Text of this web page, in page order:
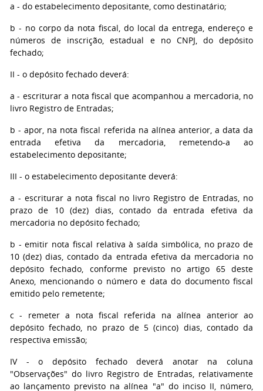
a - do estabelecimento depositante, como destinatário;
b - no corpo da nota fiscal, do local da entrega, endereço e
números de inscrição, estadual e no CNPJ, do depósito
fechado;
II - o depósito fechado deverá:
a - escriturar a nota fiscal que acompanhou a mercadoria, no
livro Registro de Entradas;
b - apor, na nota fiscal referida na alínea anterior, a data da
entrada efetiva da mercadoria, remetendo-a ao
estabelecimento depositante;
III - o estabelecimento depositante deverá:
a - escriturar a nota fiscal no livro Registro de Entradas, no
prazo de 10 (dez) dias, contado da entrada efetiva da
mercadoria no depósito fechado;
b - emitir nota fiscal relativa à saída simbólica, no prazo de
10 (dez) dias, contado da entrada efetiva da mercadoria no
depósito fechado, conforme previsto no artigo 65 deste
Anexo, mencionando o número e data do documento fiscal
emitido pelo remetente;
c - remeter a nota fiscal referida na alínea anterior ao
depósito fechado, no prazo de 5 (cinco) dias, contado da
respectiva emissão;
IV- o depósito fechado deverá anotar na coluna
"Observações" do livro Registro de Entradas, relativamente
ao lançamento previsto na alínea "a" do inciso II, número,